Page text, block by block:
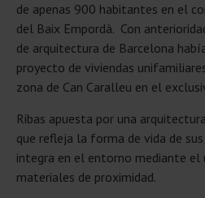
de apenas 900 habitantes en el
del Baix Empordà. Con
de arquitectura de Barcelona
proyecto de viviendas
zona de Can Caralleu en el
Ribas apuesta por una
que refleja la forma de vida de
integra en el entorno mediante el
materiales de proximidad.